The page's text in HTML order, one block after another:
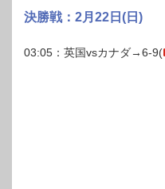
決勝戦：2月22日(日)
03:05：英国vsカナダ→6-9(